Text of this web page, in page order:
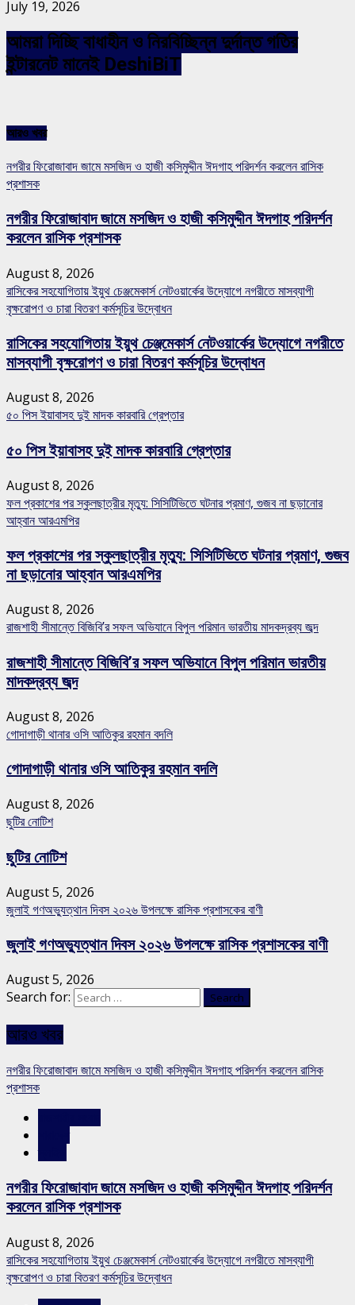
July 19, 2026
আমরা দিচ্ছি বাধাহীন ও নিরবিচ্ছিন্ন দুর্দান্ত গতির
ইন্টারনেট মানেই DeshiBiT
আরও খবর
নগরীর ফিরোজাবাদ জামে মসজিদ ও হাজী কসিমুদ্দীন ঈদগাহ পরিদর্শন করলেন রাসিক
প্রশাসক
নগরীর ফিরোজাবাদ জামে মসজিদ ও হাজী কসিমুদ্দীন ঈদগাহ পরিদর্শন
করলেন রাসিক প্রশাসক
August 8, 2026
রাসিকের সহযোগিতায় ইয়ুথ চেঞ্জমেকার্স নেটওয়ার্কের উদ্যোগে নগরীতে মাসব্যাপী
বৃক্ষরোপণ ও চারা বিতরণ কর্মসূচির উদ্বোধন
রাসিকের সহযোগিতায় ইয়ুথ চেঞ্জমেকার্স নেটওয়ার্কের উদ্যোগে নগরীতে
মাসব্যাপী বৃক্ষরোপণ ও চারা বিতরণ কর্মসূচির উদ্বোধন
August 8, 2026
৫০ পিস ইয়াবাসহ দুই মাদক কারবারি গ্রেপ্তার
৫০ পিস ইয়াবাসহ দুই মাদক কারবারি গ্রেপ্তার
August 8, 2026
ফল প্রকাশের পর স্কুলছাত্রীর মৃত্যু: সিসিটিভিতে ঘটনার প্রমাণ, গুজব না ছড়ানোর
আহ্বান আরএমপির
ফল প্রকাশের পর স্কুলছাত্রীর মৃত্যু: সিসিটিভিতে ঘটনার প্রমাণ, গুজব
না ছড়ানোর আহ্বান আরএমপির
August 8, 2026
রাজশাহী সীমান্তে বিজিবি’র সফল অভিযানে বিপুল পরিমান ভারতীয় মাদকদ্রব্য জব্দ
রাজশাহী সীমান্তে বিজিবি’র সফল অভিযানে বিপুল পরিমান ভারতীয়
মাদকদ্রব্য জব্দ
August 8, 2026
গোদাগাড়ী থানার ওসি আতিকুর রহমান বদলি
গোদাগাড়ী থানার ওসি আতিকুর রহমান বদলি
August 8, 2026
ছুটির নোটিশ
ছুটির নোটিশ
August 5, 2026
জুলাই গণঅভ্যুত্থান দিবস ২০২৬ উপলক্ষে রাসিক প্রশাসকের বাণী
জুলাই গণঅভ্যুত্থান দিবস ২০২৬ উপলক্ষে রাসিক প্রশাসকের বাণী
August 5, 2026
Search for:
আরও খবর
নগরীর ফিরোজাবাদ জামে মসজিদ ও হাজী কসিমুদ্দীন ঈদগাহ পরিদর্শন করলেন রাসিক
প্রশাসক
নগরীর ফিরোজাবাদ জামে মসজিদ ও হাজী কসিমুদ্দীন ঈদগাহ পরিদর্শন
করলেন রাসিক প্রশাসক
August 8, 2026
রাসিকের সহযোগিতায় ইয়ুথ চেঞ্জমেকার্স নেটওয়ার্কের উদ্যোগে নগরীতে মাসব্যাপী
বৃক্ষরোপণ ও চারা বিতরণ কর্মসূচির উদ্বোধন